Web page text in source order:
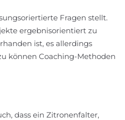
Fragen stellt.
ergebnisorientiert zu
ist, es allerdings
können Coaching-Methoden
dass ein Zitronenfalter,